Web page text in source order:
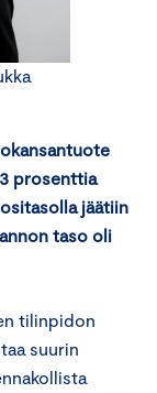
prosenttia
jäätiin
taso oli
tilinpidon
suurin